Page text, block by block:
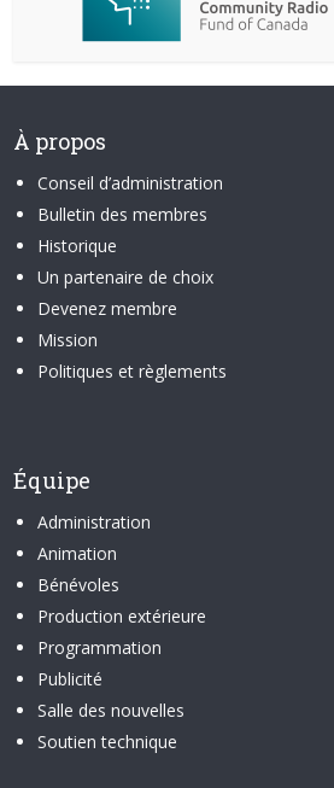
À propos
Conseil d’administration
Bulletin des membres
Historique
Un partenaire de choix
Devenez membre
Mission
Politiques et règlements
Équipe
Administration
Animation
Bénévoles
Production extérieure
Programmation
Publicité
Salle des nouvelles
Soutien technique